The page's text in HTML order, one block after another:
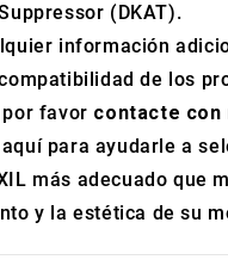
(DKAT).
información
de los
favor contacte con
aquí para ayudarle a
más adecuado que
y la estética de su